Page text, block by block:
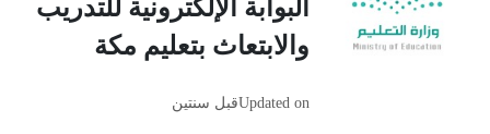
البوابة الإلكترونية للتدريب
والابتعاث بتعليم مكة
Updated onقبل سنتين